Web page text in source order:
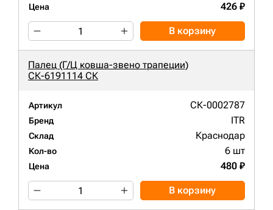
Цена 426 ₽
В корзину
Палец (Г/Ц ковша-звено трапеции)
СК-6191114 СК
Артикул СК-0002787
Бренд ITR
Склад Краснодар
Кол-во 6 шт
Цена 480 ₽
В корзину